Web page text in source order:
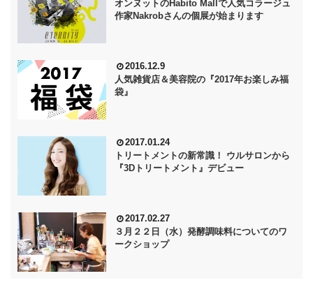
オンヌットのHabito Mallで人気コラージュ
作家Nakrobさんの個展が始まります
2016.12.9
人気雑貨店＆美容院の『2017年お楽しみ福
袋』
2017.01.24
トリートメントの新常識！ ウルサロンから
『3Dトリートメント』デビュー
2017.02.27
３月２２日（水）発酵調味料についてのワ
ークショップ